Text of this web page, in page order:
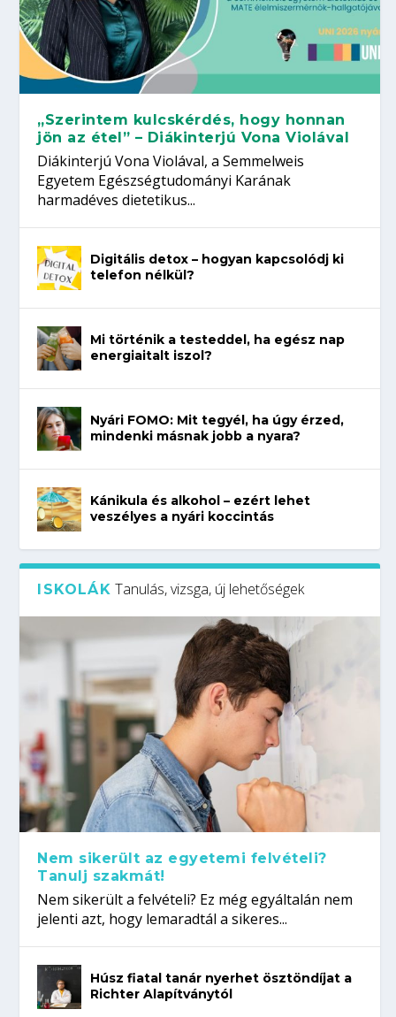
„Szerintem kulcskérdés, hogy honnan
jön az étel” – Diákinterjú Vona Violával
Diákinterjú Vona Violával, a Semmelweis
Egyetem Egészségtudományi Karának
harmadéves dietetikus...
Digitális detox – hogyan kapcsolódj ki
telefon nélkül?
Mi történik a testeddel, ha egész nap
energiaitalt iszol?
Nyári FOMO: Mit tegyél, ha úgy érzed,
mindenki másnak jobb a nyara?
Kánikula és alkohol – ezért lehet
veszélyes a nyári koccintás
ISKOLÁK Tanulás, vizsga, új lehetőségek
Nem sikerült az egyetemi felvételi?
Tanulj szakmát!
Nem sikerült a felvételi? Ez még egyáltalán nem
jelenti azt, hogy lemaradtál a sikeres...
Húsz fiatal tanár nyerhet ösztöndíjat a
Richter Alapítványtól